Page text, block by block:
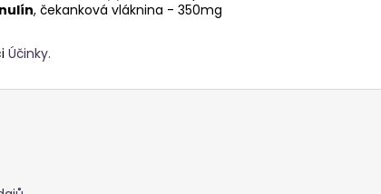
, čekanková vláknina - 350mg
Účinky.